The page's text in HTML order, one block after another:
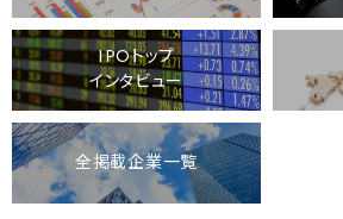
IPOトップ
インタビュー
全掲載企業一覧